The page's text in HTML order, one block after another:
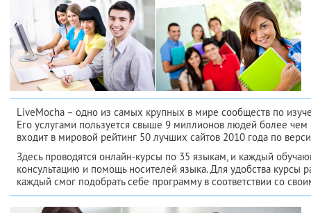
LiveMocha – одно из самых крупных в мире сообществ по
Его услугами пользуется свыше 9 миллионов людей более чем
входит в мировой рейтинг 50 лучших сайтов 2010 года по
Здесь проводятся онлайн-курсы по 35 языкам, и каждый
консультацию и помощь носителей языка. Для удобства курсы
каждый смог подобрать себе программу в соответствии со